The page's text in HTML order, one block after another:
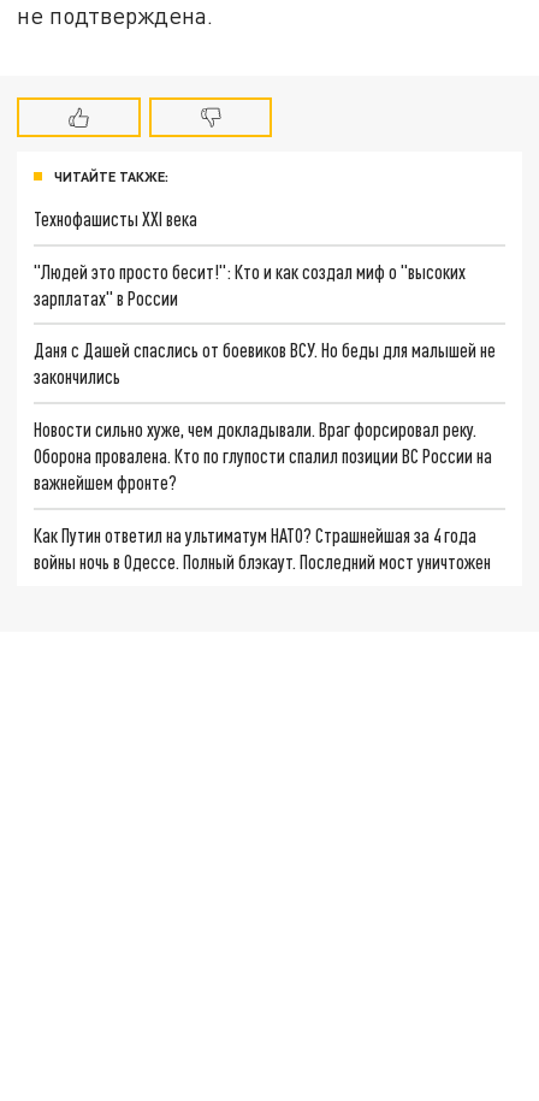
не подтверждена.
ЧИТАЙТЕ ТАКЖЕ:
Технофашисты XXI века
"Людей это просто бесит!": Кто и как создал миф о "высоких
зарплатах" в России
Даня с Дашей спаслись от боевиков ВСУ. Но беды для малышей не
закончились
Новости сильно хуже, чем докладывали. Враг форсировал реку.
Оборона провалена. Кто по глупости спалил позиции ВС России на
важнейшем фронте?
Как Путин ответил на ультиматум НАТО? Страшнейшая за 4 года
войны ночь в Одессе. Полный блэкаут. Последний мост уничтожен